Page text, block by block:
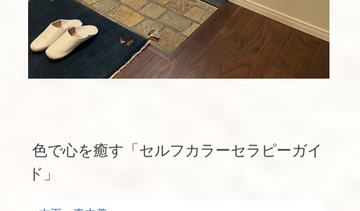
色で心を癒す「セルフカラーセラピーガイ
ド」